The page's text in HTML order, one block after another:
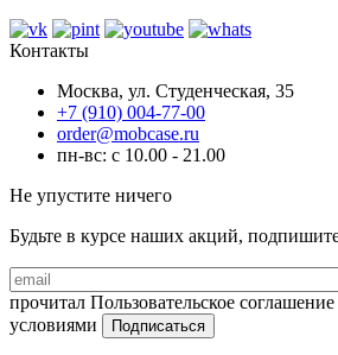
Контакты
Москва, ул. Студенческая, 35
+7 (910) 004-77-00
order@mobcase.ru
пн-вс: с 10.00 - 21.00
Не упустите ничего
Будьте в курсе наших акций,
прочитал Пользовательское соглашение
условиями